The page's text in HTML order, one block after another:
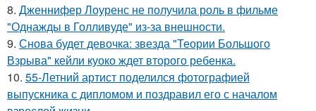
8. Дженнифер Лоуренс не получила роль в фильме
"Однажды в Голливуде" из-за внешности.
9. Снова будет девочка: звезда "Теории Большого
Взрыва" кейли куоко ждет второго ребенка.
10. 55-Летний артист поделился фотографией
выпускника с дипломом и поздравил его с началом